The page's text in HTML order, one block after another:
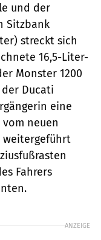
und der
Sitzbank
streckt sich
16,5-Liter-
Monster 1200
Ducati
eine
neuen
weitergeführt
Fahrers
ANZEIGE